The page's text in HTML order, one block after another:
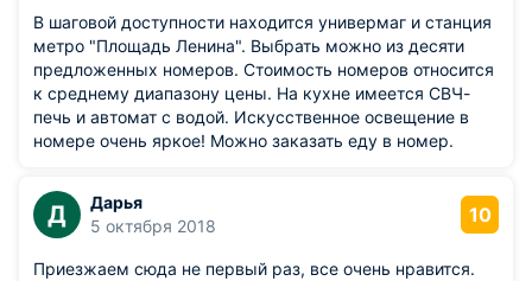
В шаговой доступности находится универмаг и станция
метро "Площадь Ленина". Выбрать можно из десяти
предложенных номеров. Стоимость номеров относится
к среднему диапазону цены. На кухне имеется СВЧ-
печь и автомат с водой. Искусственное освещение в
номере очень яркое! Можно заказать еду в номер.
Д
Дарья
5 октября 2018
10
Приезжаем сюда не первый раз, все очень нравится.